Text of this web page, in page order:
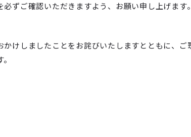
必ずご確認いただきますよう、お願い申し上げます。
かけしましたことをお詫びいたしますとともに、ご